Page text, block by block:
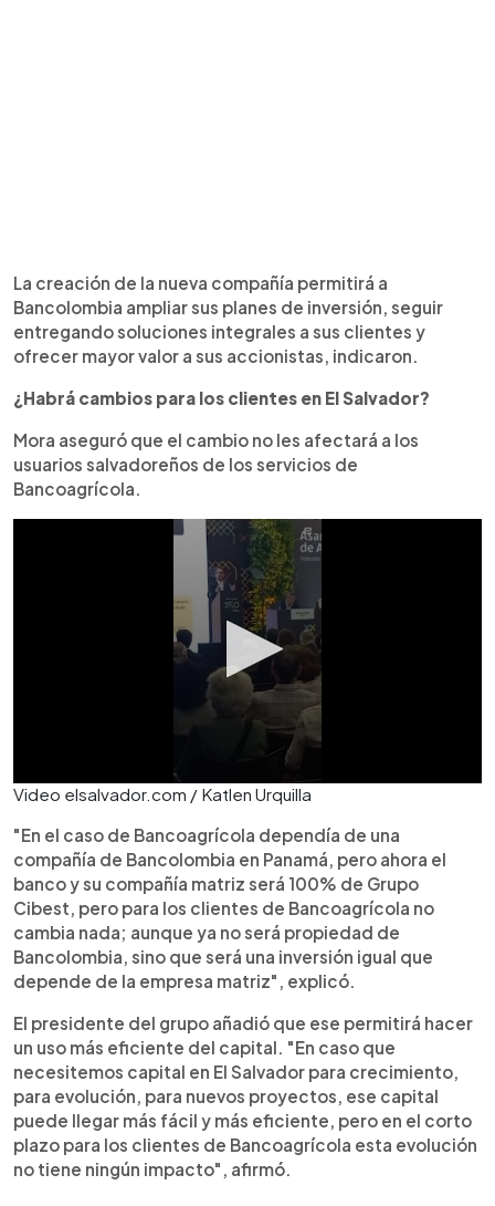
La creación de la nueva compañía permitirá a
Bancolombia ampliar sus planes de inversión, seguir
entregando soluciones integrales a sus clientes y
ofrecer mayor valor a sus accionistas, indicaron.
¿Habrá cambios para los clientes en El Salvador?
Mora aseguró que el cambio no les afectará a los
usuarios salvadoreños de los servicios de
Bancoagrícola.
Video elsalvador.com / Katlen Urquilla
"En el caso de Bancoagrícola dependía de una
compañía de Bancolombia en Panamá, pero ahora el
banco y su compañía matriz será 100% de Grupo
Cibest, pero para los clientes de Bancoagrícola no
cambia nada; aunque ya no será propiedad de
Bancolombia, sino que será una inversión igual que
depende de la empresa matriz", explicó.
El presidente del grupo añadió que ese permitirá hacer
un uso más eficiente del capital. "En caso que
necesitemos capital en El Salvador para crecimiento,
para evolución, para nuevos proyectos, ese capital
puede llegar más fácil y más eficiente, pero en el corto
plazo para los clientes de Bancoagrícola esta evolución
no tiene ningún impacto", afirmó.